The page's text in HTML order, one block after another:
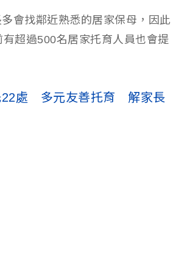
會找鄰近熟悉的居家保母，因此
超過500名居家托育人員也會提
22處 多元友善托育 解家長